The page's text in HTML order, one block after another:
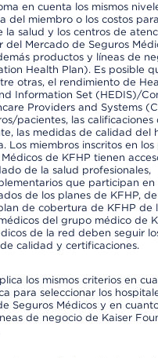
en cuenta los mismos
del miembro o los costos
la salud y los centros de
del Mercado de Seguros
productos y líneas de
Health Plan). Es posible
otras, el rendimiento de
Information Set (HEDIS)/
Providers and Systems
pacientes, las calificaciones
las medidas de calidad del
Los miembros inscritos en los
de KFHP tienen
de la salud profesionales,
que participan en
de los planes de KFHP,
de cobertura de KFHP de
del grupo médico de
de la red deben seguir
calidad y certificaciones.
los mismos criterios en
para seleccionar los
Seguros Médicos y en
de negocio de Kaiser